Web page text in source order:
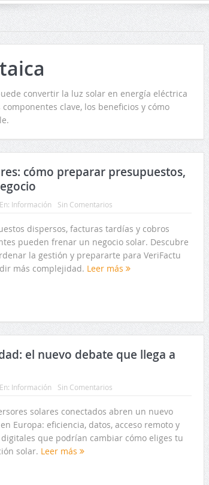
convertir la luz solar en energía eléctrica
clave, los beneficios y cómo
cómo preparar presupuestos,
En: Información Sin Comentarios
dispersos, facturas tardías y cobros
pueden frenar un negocio solar. Descubre
la gestión y prepararte para VeriFactu
más complejidad. Leer más
el nuevo debate que llega a
En: Información Sin Comentarios
solares conectados abren un nuevo
Europa: eficiencia, datos, acceso remoto y
digitales que podrían cambiar cómo eliges tu
solar. Leer más